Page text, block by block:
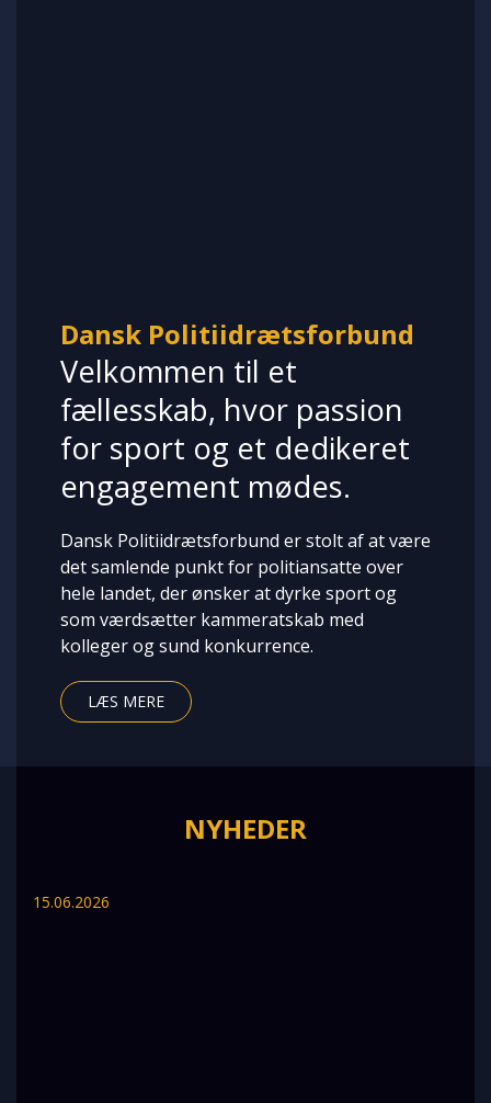
Dansk Politiidrætsforbund
Velkommen til et
fællesskab, hvor passion
for sport og et dedikeret
engagement mødes.
Dansk Politiidrætsforbund er stolt af at være
det samlende punkt for politiansatte over
hele landet, der ønsker at dyrke sport og
som værdsætter kammeratskab med
kolleger og sund konkurrence.
LÆS MERE
NYHEDER
15.06.2026